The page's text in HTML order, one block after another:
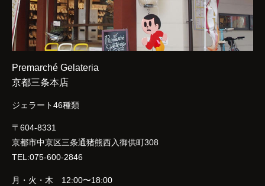
Premarché Gelateria
京都三条本店
ジェラート46種類
〒604-8331
京都市中京区三条通猪熊西入御供町308
TEL:075-600-2846
月・火・木 12:00〜18:00